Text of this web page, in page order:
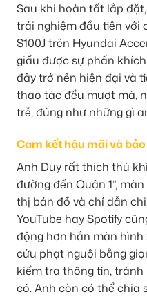
Sau khi hoàn tất lắp
trải nghiệm đầu tiên với
S100J trên Hyundai
giấu được sự phấn
đây trở nên hiện đại và
thao tác đều mượt mà,
trễ, đúng như những gì
Cam kết hậu mãi và
Anh Duy rất thích thú
đường đến Quận 1”,
thị bản đồ và chỉ dẫn
YouTube hay Spotify
động hơn hẳn màn
cứu phạt nguội bằng
kiểm tra thông tin,
có. Anh còn có thể chia